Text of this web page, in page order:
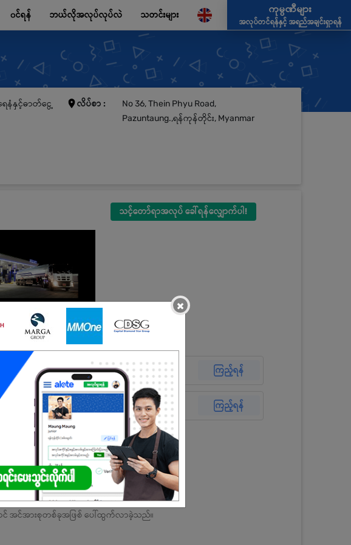
၀င်ရန် ဘယ်လိုအလုပ်လုပ်လဲ သတင်းများ
ကုမ္ပဏီများ
အလုပ်တင်ရန်နှင့် အရည်အချင်းရှာရန်
နံနှင့်ဓာတ်ငွေ့
လိပ်စာ :
No 36, Thein Phyu Road,
Pazuntaung.,ရန်ကုန်တိုင်း, Myanmar
သင့်တော်ရာအလုပ် ခေါ်ရန်လျှောက်ပါ!
လစာကြည့်မယ် လွန်ခဲ့သော ၁ပတ် ကြည့်ရန်
လစာကြည့်မယ် 11 Jun 2026 ကြည့်ရန်
င် အင်အားစုတစ်ခုအဖြစ် ပေါ်ထွက်လာခဲ့သည်။
×